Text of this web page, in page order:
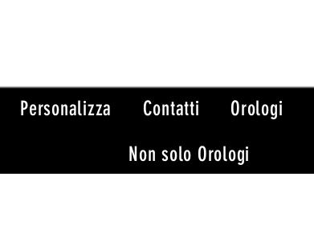
Personalizza Contatti Orologi
Non solo Orologi